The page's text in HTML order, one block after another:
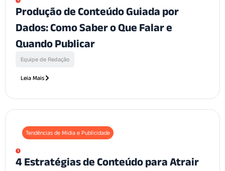
Produção de Conteúdo Guiada por
Dados: Como Saber o Que Falar e
Quando Publicar
Equipe de Redação
Leia Mais
Tendências de Mídia e Publicidade
4 Estratégias de Conteúdo para Atrair